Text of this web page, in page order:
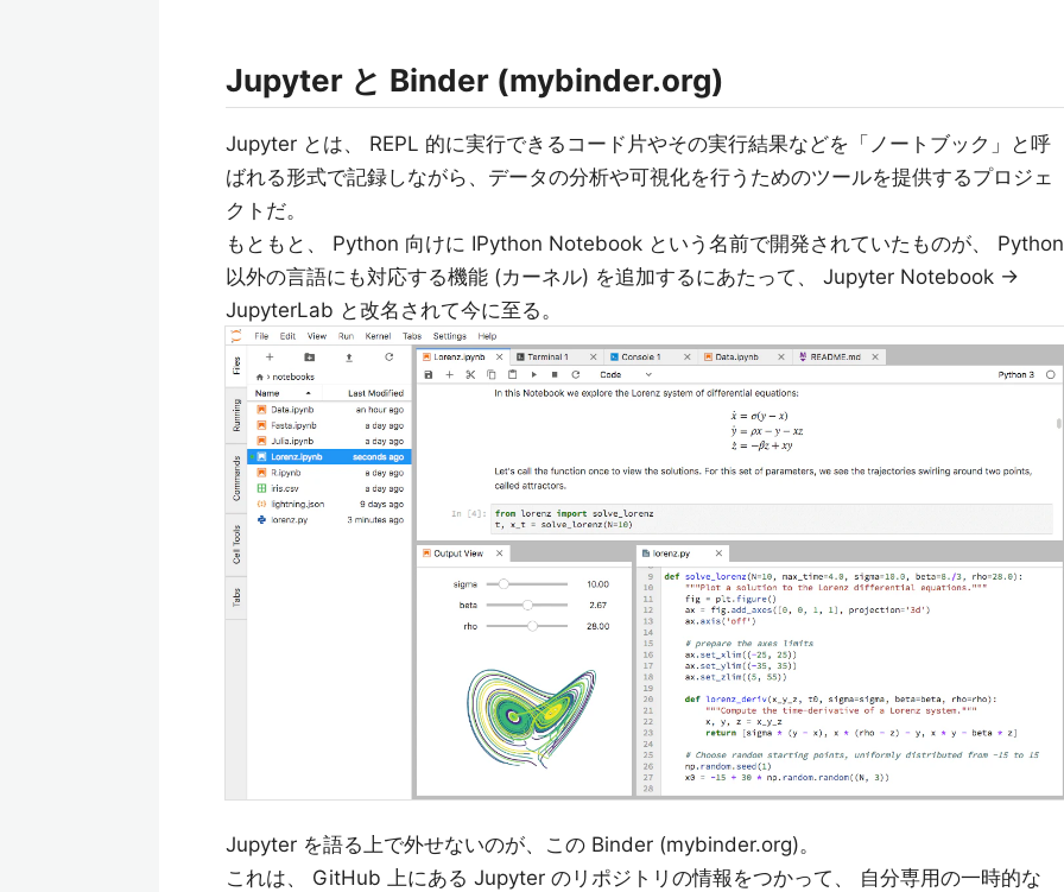
Jupyter と Binder (mybinder.org)
Jupyter とは、 REPL 的に実行できるコード片やその実行結果などを「ノートブック」と呼
ばれる形式で記録しながら、データの分析や可視化を行うためのツールを提供するプロジェ
クトだ。
もともと、 Python 向けに IPython Notebook という名前で開発されていたものが、 Python
以外の言語にも対応する機能 (カーネル) を追加するにあたって、 Jupyter Notebook →
JupyterLab と改名されて今に至る。
Jupyter を語る上で外せないのが、この Binder (mybinder.org)。
これは、 GitHub 上にある Jupyter のリポジトリの情報をつかって、 自分専用の一時的な